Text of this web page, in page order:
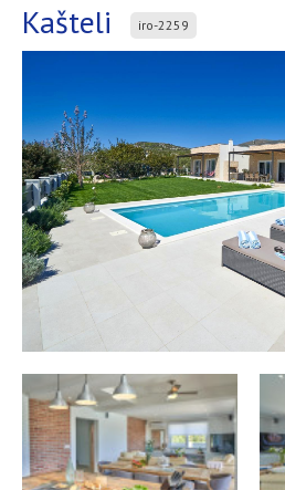
Kašteli
iro-2259